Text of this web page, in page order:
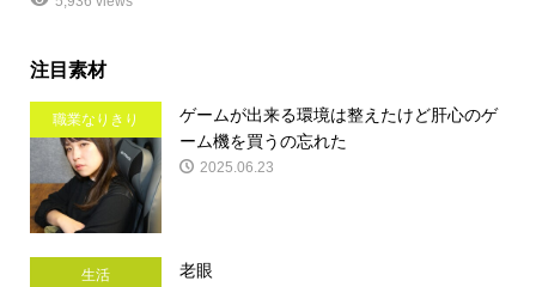
注目素材
職業なりきり
ゲームが出来る環境は整えたけど肝心のゲ
ーム機を買うの忘れた
2025.06.23
生活 老眼